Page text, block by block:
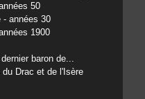
50
- années 30
1900
baron de...
du Drac et de l'Isère